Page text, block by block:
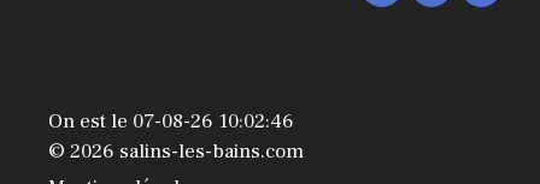
On est le 07-08-26 10:02:46
© 2026 salins-les-bains.com